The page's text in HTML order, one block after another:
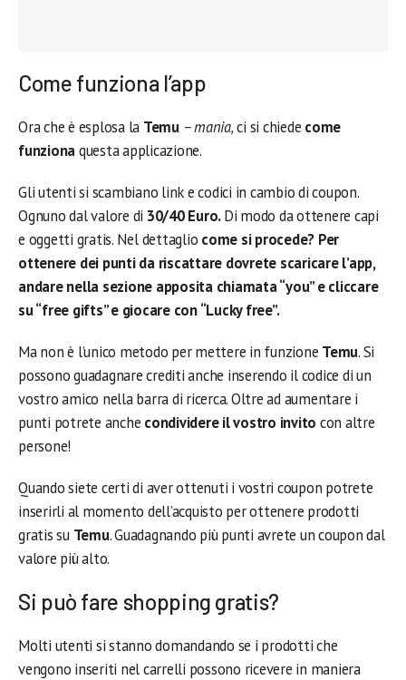
Come funziona l’app
Ora che è esplosa la Temu – mania,ci si chiede come
funzionaquesta applicazione.
Gli utenti si scambiano link e codici in cambio di coupon.
Ognuno dal valore di 30/40 Euro.Di modo da ottenere capi
e oggetti gratis. Nel dettaglio come si procede? Per
ottenere dei punti da riscattare dovrete scaricare l’app,
andare nella sezione apposita chiamata “you” e cliccare
su “free gifts” e giocare con “Lucky free”.
Ma non è l’unico metodo per mettere in funzione Temu. Si
possono guadagnare crediti anche inserendo il codice di un
vostro amico nella barra di ricerca. Oltre ad aumentare i
punti potrete anche condividere il vostro invito con altre
persone!
Quando siete certi di aver ottenuti i vostri coupon potrete
inserirli al momento dell’acquisto per ottenere prodotti
gratis su Temu. Guadagnando più punti avrete un coupon dal
valore più alto.
Si può fare shopping gratis?
Molti utenti si stanno domandando se i prodotti che
vengono inseriti nel carrelli possono ricevere in maniera